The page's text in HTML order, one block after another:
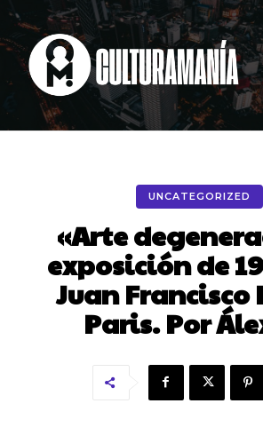
UNCATEGORIZED
«Arte
exposición de
Juan Francisco
Paris. Por